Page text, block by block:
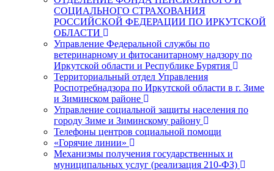
СОЦИАЛЬНОГО СТРАХОВАНИЯ
РОССИЙСКОЙ ФЕДЕРАЦИИ ПО ИРКУТСКОЙ
ОБЛАСТИ
Управление Федеральной службы по
ветеринарному и фитосанитарному надзору по
Иркутской области и Республике Бурятия
Территориальный отдел Управления
Роспотребнадзора по Иркутской области в г. Зиме
и Зиминском районе
Управление социальной защиты населения по
городу Зиме и Зиминскому району
Телефоны центров социальной помощи
«Горячие линии»
Механизмы получения государственных и
муниципальных услуг (реализация 210-ФЗ)